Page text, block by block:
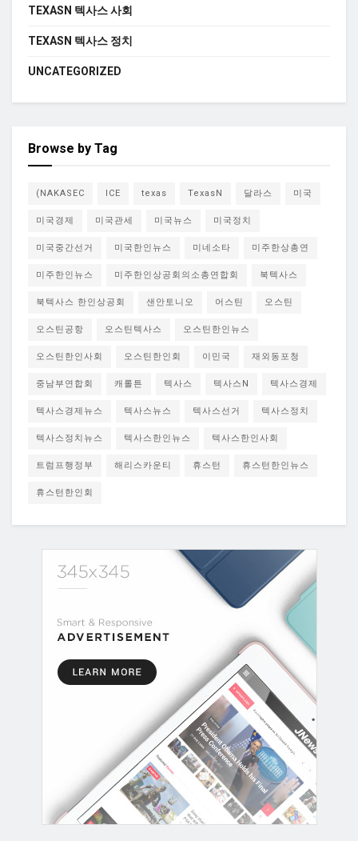
TEXASN 텍사스 사회
TEXASN 텍사스 정치
UNCATEGORIZED
Browse by Tag
(NAKASEC ICE texas TexasN 달라스 미국
미국경제 미국관세 미국뉴스 미국정치
미국중간선거 미국한인뉴스 미네소타 미주한상총연
미주한인뉴스 미주한인상공회의소총연합회 북텍사스
북텍사스 한인상공회 샌안토니오 어스틴 오스틴
오스틴공항 오스틴텍사스 오스틴한인뉴스
오스틴한인사회 오스틴한인회 이민국 재외동포청
중남부연합회 캐롤튼 텍사스 텍사스N 텍사스경제
텍사스경제뉴스 텍사스뉴스 텍사스선거 텍사스정치
텍사스정치뉴스 텍사스한인뉴스 텍사스한인사회
트럼프행정부 해리스카운티 휴스턴 휴스턴한인뉴스
휴스턴한인회